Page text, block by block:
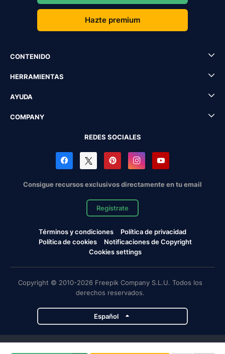
Hazte premium
CONTENIDO
HERRAMIENTAS
AYUDA
COMPANY
REDES SOCIALES
Consigue recursos exclusivos directamente en tu email
Regístrate
Términos y condiciones
Política de privacidad
Política de cookies
Notificaciones de Copyright
Cookies settings
Copyright © 2010-2026 Freepik Company S.L.U. Todos los
derechos reservados.
Español